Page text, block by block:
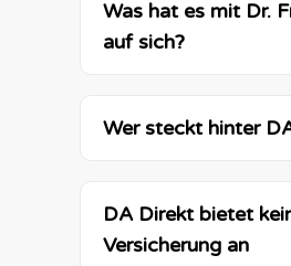
Was hat es mit Dr.
auf sich?
Wer steckt hinter
DA Direkt bietet
Versicherung an